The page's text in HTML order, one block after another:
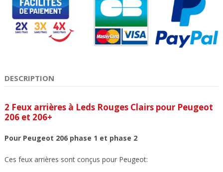
DESCRIPTION
2 Feux arrières à Leds Rouges Clairs pour Peugeot
206 et 206+
Pour Peugeot 206 phase 1 et phase 2
Ces feux arrières sont conçus pour Peugeot: